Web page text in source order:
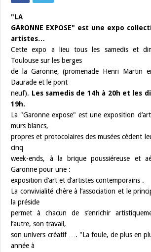
"LA
GARONNE EXPOSE" est une expo
artistes…
Cette expo a lieu tous les samedis et
Toulouse sur les berges
de la Garonne, (promenade Henri Martin
Daurade et le pont
neuf). Les samedis de 14h à 20h et les
19h.
La "Garonne expose" est une exposition
murs blancs,
propres et protocolaires des musées cèdent
cinq
week-ends, à la brique poussiéreuse et
Garonne pour une :
exposition d’art et d’artistes contemporains .
La convivialité chère à l’association et le
la préside
permet à chacun de s’enrichir
l’autre, son travail,
son univers créatif …. "La foule, de plus en
année à